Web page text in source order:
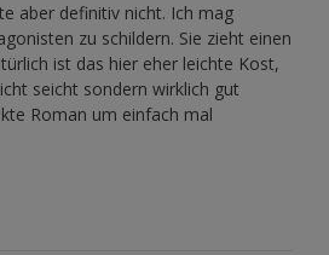
aber definitiv nicht. Ich mag
zu schildern. Sie zieht einen
ist das hier eher leichte Kost,
seicht sondern wirklich gut
Roman um einfach mal